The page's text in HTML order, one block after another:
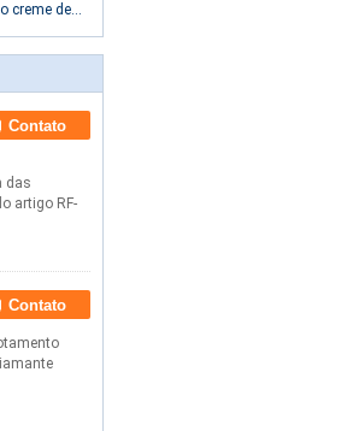
creme de
Contato
das
artigo RF-
Contato